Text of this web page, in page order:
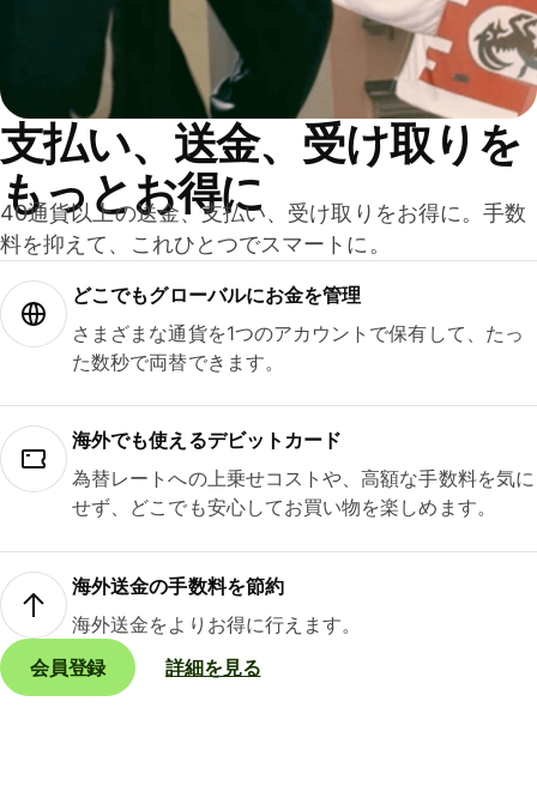
支払い、送金、受け取りを
もっとお得に
40通貨以上の送金、支払い、受け取りをお得に。手数
料を抑えて、これひとつでスマートに。
どこでもグ⁠ロ⁠ー⁠バ⁠ルにお金を管理
さまざまな通貨を1つのアカウントで保有して、たっ
た数秒で両替できます。
海外でも使えるデビットカード
為替レートへの上乗せコストや、高額な手数料を気に
せず、どこでも安心してお買い物を楽しめます。
海外送金の手数料を節約
海外送金をよりお得に行えます。
会員登録
詳細を見る